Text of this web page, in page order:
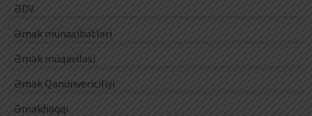
ƏDV
Əmək münasibətləri
Əmək müqaviləsi
Əmək Qanunvericiliyi
Əməkhaqqı